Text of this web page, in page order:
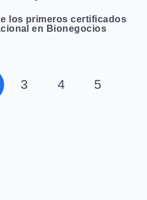
los primeros certificados
en Bionegocios
3 4 5